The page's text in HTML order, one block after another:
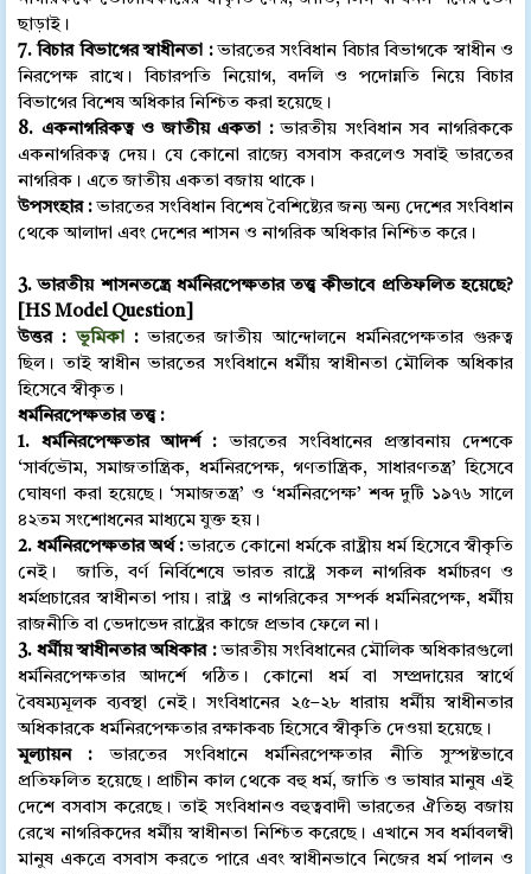
ছাড়াই।
7. বিচার বিভাগের স্বাধীনতা :ভারতের সংবিধান বিচার বিভাগকে স্বাধীন ও
নিরপেক্ষ রাখে। বিচারপতি নিয়োগ, বদলি ও পদোন্নতি নিয়ে বিচার
বিভাগের বিশেষ অধিকার নিশ্চিত করা হয়েছে।
8. একনাগরিকত্ব ও জাতীয় একতা :ভারতীয় সংবিধান সব নাগরিককে
একনাগরিকত্ব দেয়। যে কোনো রাজ্যে বসবাস করলেও সবাই ভারতের
নাগরিক। এতে জাতীয় একতা বজায় থাকে।
উপসংহার :ভারতের সংবিধান বিশেষ বৈশিষ্ট্যের জন্য অন্য দেশের সংবিধান
থেকে আলাদা এবং দেশের শাসন ও নাগরিক অধিকার নিশ্চিত করে।
3. ভারতীয় শাসনতন্ত্রে ধর্মনিরপেক্ষতার তত্ত্ব কীভাবে প্রতিফলিত হয়েছে?
[HS Model Question]
উত্তর :ভূমিকা :ভারতের জাতীয় আন্দোলনে ধর্মনিরপেক্ষতার গুরুত্ব
ছিল। তাই স্বাধীন ভারতের সংবিধানে ধর্মীয় স্বাধীনতা মৌলিক অধিকার
হিসেবে স্বীকৃত।
ধর্মনিরপেক্ষতার তত্ত্ব :
1. ধর্মনিরপেক্ষতার আদর্শ : ভারতের সংবিধানের প্রস্তাবনায় দেশকে
‘সার্বভৌম, সমাজতান্ত্রিক, ধর্মনিরপেক্ষ, গণতান্ত্রিক, সাধারণতন্ত্র’ হিসেবে
ঘোষণা করা হয়েছে। ‘সমাজতন্ত্র’ ও ‘ধর্মনিরপেক্ষ’ শব্দ দুটি ১৯৭৬ সালে
৪২তম সংশোধনের মাধ্যমে যুক্ত হয়।
2. ধর্মনিরপেক্ষতার অর্থ : ভারতে কোনো ধর্মকে রাষ্ট্রীয় ধর্ম হিসেবে স্বীকৃতি
নেই। জাতি, বর্ণ নির্বিশেষে ভারত রাষ্ট্রে সকল নাগরিক ধর্মাচরণ ও
ধর্মপ্রচারের স্বাধীনতা পায়। রাষ্ট্র ও নাগরিকের সম্পর্ক ধর্মনিরপেক্ষ, ধর্মীয়
রাজনীতি বা ভেদাভেদ রাষ্ট্রের কাজে প্রভাব ফেলে না।
3. ধর্মীয় স্বাধীনতার অধিকার :ভারতীয় সংবিধানের মৌলিক অধিকারগুলো
ধর্মনিরপেক্ষতার আদর্শে গঠিত। কোনো ধর্ম বা সম্প্রদায়ের স্বার্থে
বৈষম্যমূলক ব্যবস্থা নেই। সংবিধানের ২৫–২৮ ধারায় ধর্মীয় স্বাধীনতার
অধিকারকে ধর্মনিরপেক্ষতার রক্ষাকবচ হিসেবে স্বীকৃতি দেওয়া হয়েছে।
মূল্যায়ন :ভারতের সংবিধানে ধর্মনিরপেক্ষতার নীতি সুস্পষ্টভাবে
প্রতিফলিত হয়েছে। প্রাচীন কাল থেকে বহু ধর্ম, জাতি ও ভাষার মানুষ এই
দেশে বসবাস করেছে। তাই সংবিধানও বহুত্ববাদী ভারতের ঐতিহ্য বজায়
রেখে নাগরিকদের ধর্মীয় স্বাধীনতা নিশ্চিত করেছে। এখানে সব ধর্মাবলম্বী
মানুষ একত্রে বসবাস করতে পারে এবং স্বাধীনভাবে নিজের ধর্ম পালন ও